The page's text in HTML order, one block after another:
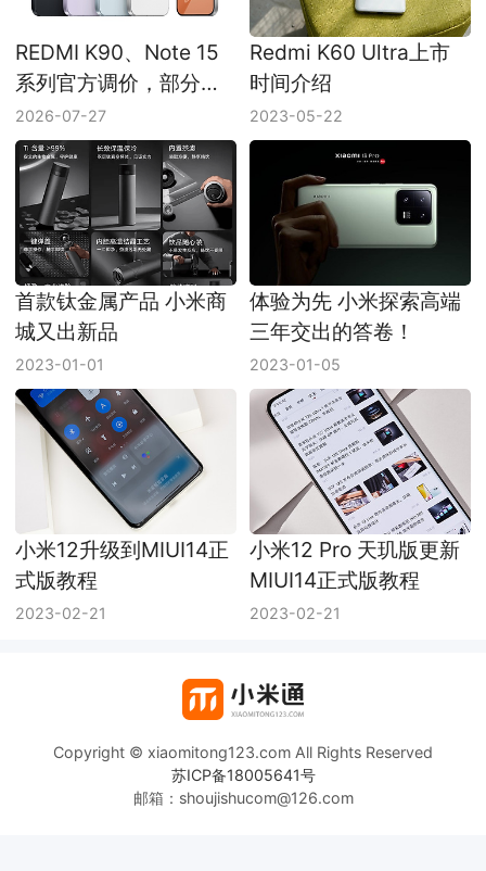
REDMI K90、Note 15
系列官方调价，部分机
型价格上浮
2026-07-27
Redmi K60 Ultra上市
时间介绍
2023-05-22
首款钛金属产品 小米商
城又出新品
2023-01-01
体验为先 小米探索高端
三年交出的答卷！
2023-01-05
小米12升级到MIUI14正
式版教程
2023-02-21
小米12 Pro 天玑版更新
MIUI14正式版教程
2023-02-21
Copyright © xiaomitong123.com All Rights Reserved
苏ICP备18005641号
邮箱：shoujishucom@126.com